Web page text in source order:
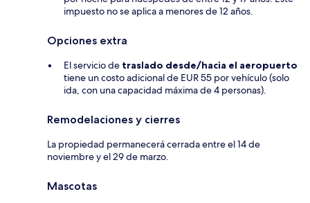
impuesto no se aplica a menores de 12 años.
Opciones extra
El servicio de traslado desde/hacia el aeropuerto
tiene un costo adicional de EUR 55 por vehículo (solo
ida, con una capacidad máxima de 4 personas).
Remodelaciones y cierres
La propiedad permanecerá cerrada entre el 14 de
noviembre y el 29 de marzo.
Mascotas